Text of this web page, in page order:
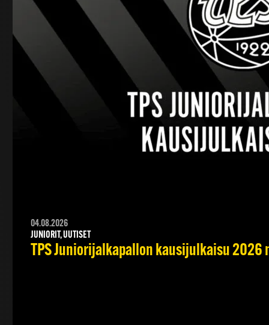
04.08.2026
JUNIORIT, UUTISET
TPS Juniorijalkapallon kausijulkaisu 2026